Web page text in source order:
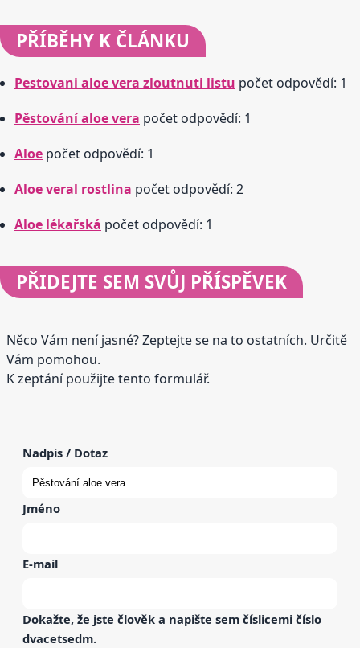
PŘÍBĚHY K ČLÁNKU
Pestovani aloe vera zloutnuti listu počet odpovědí: 1
Pěstování aloe vera počet odpovědí: 1
Aloe počet odpovědí: 1
Aloe veral rostlina počet odpovědí: 2
Aloe lékařská počet odpovědí: 1
PŘIDEJTE SEM SVŮJ PŘÍSPĚVEK
Něco Vám není jasné? Zeptejte se na to ostatních. Určitě
Vám pomohou.
K zeptání použijte tento formulář.
Nadpis / Dotaz
Jméno
E-mail
Dokažte, že jste člověk a napište sem číslicemi číslo
dvacetsedm.